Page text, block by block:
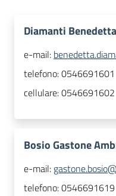
Diamanti Benedetta
e-mail:
telefono:0546691601
cellulare:0546691602
Bosio Gastone
e-mail:
telefono:0546691619